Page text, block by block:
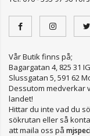
Vår Butik finns på;
Bagargatan 4, 825 31
Slussgatan 5, 591 62
Dessutom medverkar
landet!
Hittar du inte vad du
sökrutan eller så
att maila oss på